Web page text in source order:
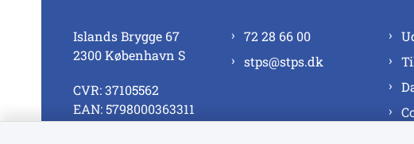
Islands Brygge 67
2300 København S
CVR: 37105562
EAN: 5798000363311
72 28 66 00
stps@stps.dk